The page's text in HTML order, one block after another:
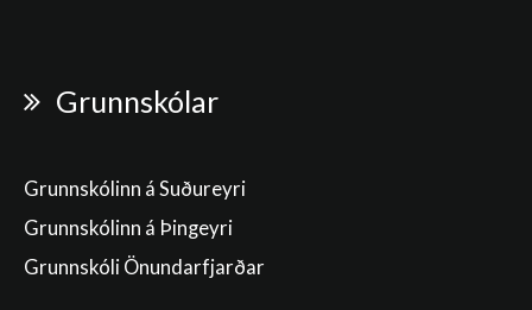
Grunnskólar
Grunnskólinn á Suðureyri
Grunnskólinn á Þingeyri
Grunnskóli Önundarfjarðar